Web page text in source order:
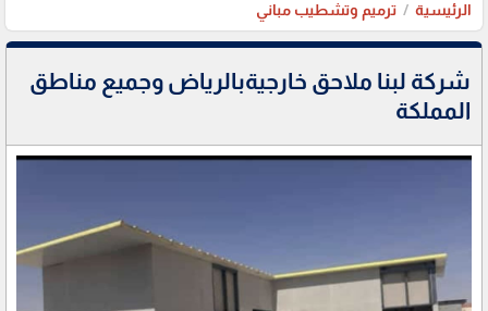
الرئيسية ترميم وتشطيب مباني
شركة لبنا ملاحق خارجيةبالرياض وجميع مناطق
المملكة